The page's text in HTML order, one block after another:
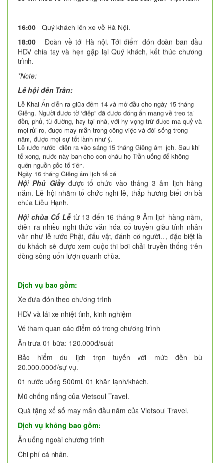
16:00 Quý khách lên xe về Hà Nội.
18:00 Đoàn về tới Hà nội. Tới điểm đón đoàn ban đầu
HDV chia tay và hẹn gặp lại Quý khách, kết thúc chương
trình.
*Note:
Lễ hội đền Trần:
Lễ Khai Ấn diễn ra giữa đêm 14 và mở đầu cho ngày 15 tháng
Giêng. Người được tờ “điệp” đã được đóng ấn mang về treo tại
đền, phủ, từ đường, hay tại nhà, với hy vọng trừ được ma quỷ và
mọi rủi ro, được may mắn trong công việc và đời sống trong
năm, được mọi sự tốt lành như ý.
Lễ rước nước diễn ra vào sáng 15 tháng Giêng âm lịch. Sau khi
tế xong, nước này ban cho con cháu họ Trần uống để không
quên nguồn gốc tổ tiên.
Ngày 16 tháng Giêng âm lịch tế cá
Hội Phủ Giầyđược tổ chức vào tháng 3 âm lịch hàng
năm. Lễ hội nhằm tổ chức nghi lễ, thắp hương biết ơn bà
chúa Liễu Hạnh.
Hội chùa Cổ Lễtừ 13 đến 16 tháng 9 Âm lịch hàng năm,
diễn ra nhiều nghi thức văn hóa cổ truyền giàu tính nhân
văn như lễ rước Phật, đấu vật, đánh cờ người..., đặc biệt là
du khách sẽ được xem cuộc thi bơi chải truyền thống trên
dòng sông uốn lượn quanh chùa.
Dịch vụ bao gồm:
Xe đưa đón theo chương trình
HDV và lái xe nhiệt tình, kinh nghiệm
Vé tham quan các điểm có trong chương trình
Ăn trưa 01 bữa: 120.000đ/suất
Bảo hiểm du lịch trọn tuyến với mức đền bù
20.000.000đ/sự vụ.
01 nước uống 500ml, 01 khăn lạnh/khách.
Mũ chống nắng của Vietsoul Travel.
Quà tặng xổ số may mắn đầu năm của Vietsoul Travel.
Dịch vụ không bao gồm:
Ăn uống ngoài chương trình
Chi phí cá nhân.